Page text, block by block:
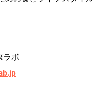
ラボ